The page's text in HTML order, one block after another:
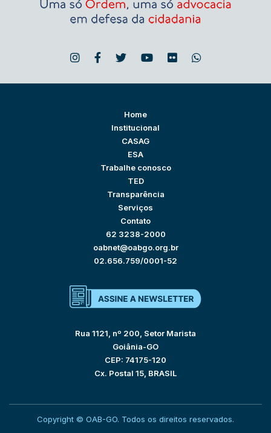
Home
Institucional
CASAG
ESA
Trabalhe conosco
TED
Transparência
Serviços
Contato
62 3238-2000
oabnet@oabgo.org.br
02.656.759/0001-52
Rua 1121, nº 200, Setor Marista
Goiânia-GO
CEP: 74175-120
Cx. Postal 15, BRASIL
Copyright © OAB-GO. Todos os direitos reservados.